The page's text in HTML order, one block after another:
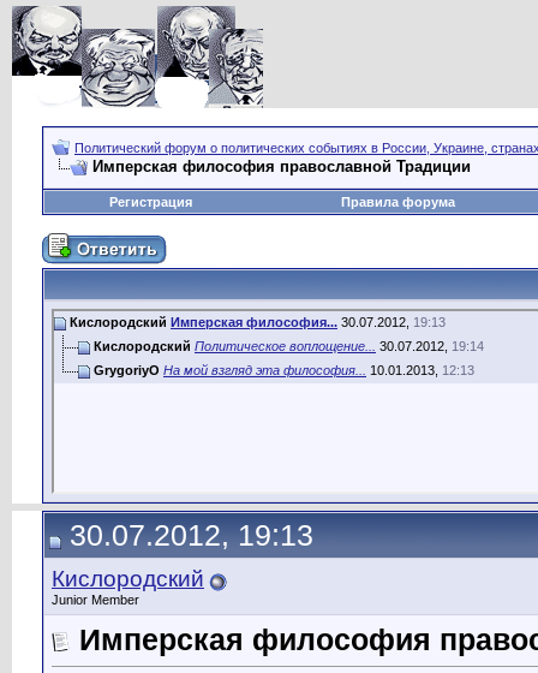
Политический форум о политических событиях в России, Украине,
Имперская философия православной Традиции
Регистрация Правила форума
Кислородский Имперская философия... 30.07.2012, 19:13
Кислородский Политическое воплощение... 30.07.2012, 19:14
GrygoriyO На мой взгляд эта философия... 10.01.2013, 12:13
30.07.2012, 19:13
Кислородский
Junior Member
Имперская философия